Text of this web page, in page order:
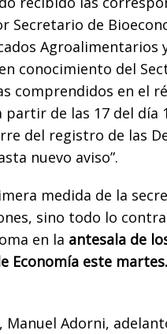
Secretario de
Agroalimentarios
conocimiento del
comprendidos en el
partir de las 17 del día
del registro de las
nuevo aviso”.
medida de la
sino todo lo
en la antesala de
Economía este martes.
Manuel Adorni,